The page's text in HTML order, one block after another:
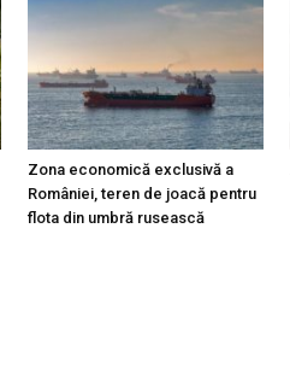
Zona economică exclusivă a
României, teren de joacă pentru
flota din umbră rusească